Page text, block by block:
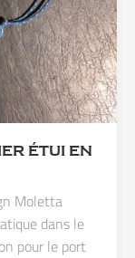
ÉTUI EN
Moletta
dans le
pour le port